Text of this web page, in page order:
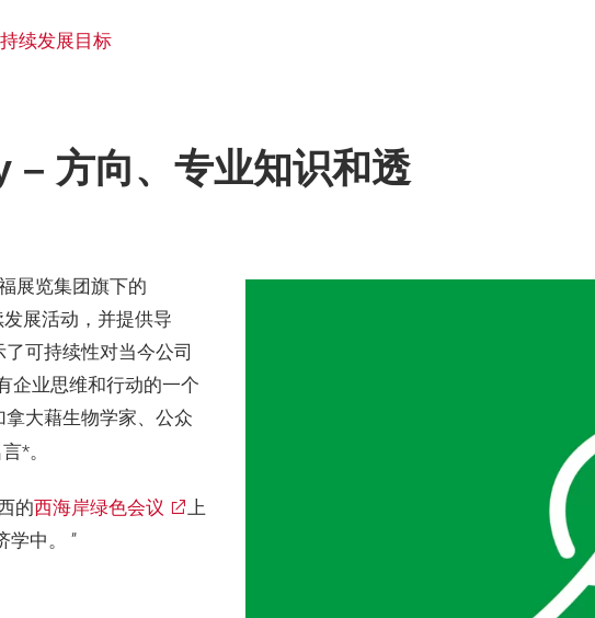
续发展目标
方向、专业知识和透
展览集团旗下的
展活动，并提供导
可持续性对当今公司
企业思维和行动的一个
拿大藉生物学家、公众
*。
的西海岸绿色会议
上
学中。 ”